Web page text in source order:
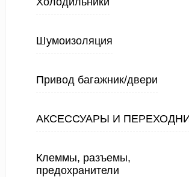
Шумоизоляция
Привод багажник/двери
АКСЕССУАРЫ И
Клеммы, разъемы,
предохранители